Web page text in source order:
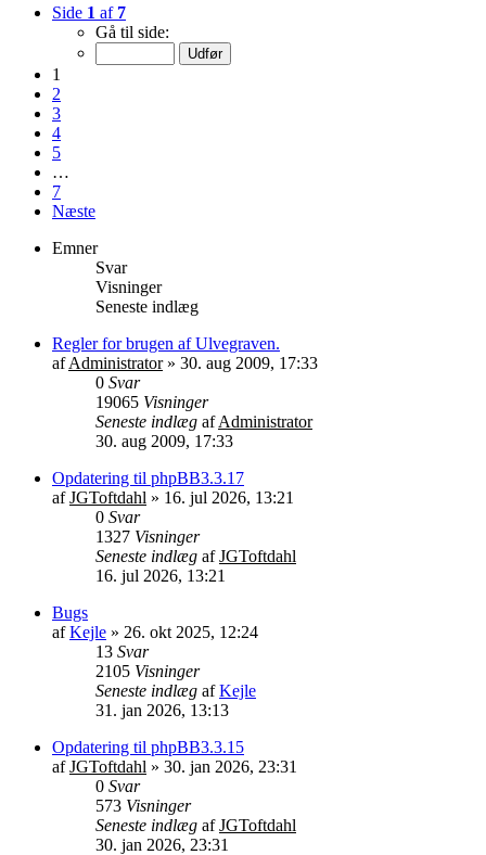
Side 1 af 7
Gå til side:
1
2
3
4
5
…
7
Næste
Emner
Svar
Visninger
Seneste indlæg
Regler for brugen af Ulvegraven.
afAdministrator» 30. aug 2009, 17:33
0 Svar
19065 Visninger
Seneste indlæg afAdministrator
30. aug 2009, 17:33
Opdatering til phpBB3.3.17
afJGToftdahl » 16. jul 2026, 13:21
0 Svar
1327 Visninger
Seneste indlæg afJGToftdahl
16. jul 2026, 13:21
Bugs
afKejle » 26. okt 2025, 12:24
13 Svar
2105 Visninger
Seneste indlæg afKejle
31. jan 2026, 13:13
Opdatering til phpBB3.3.15
afJGToftdahl » 30. jan 2026, 23:31
0 Svar
573 Visninger
Seneste indlæg afJGToftdahl
30. jan 2026, 23:31